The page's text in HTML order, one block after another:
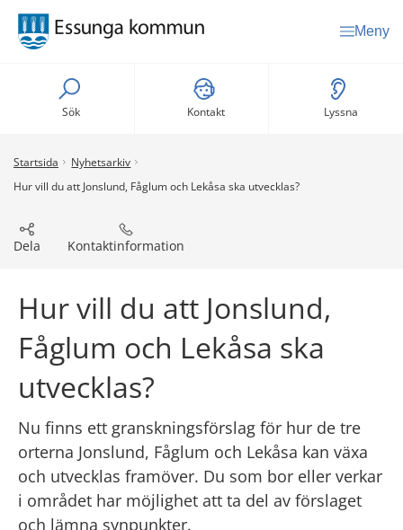
Meny
Sök Kontakt Lyssna
Startsida
Nyhetsarkiv
Hur vill du att Jonslund, Fåglum och Lekåsa ska utvecklas?
Dela Kontaktinformation
Hur vill du att Jonslund,
Fåglum och Lekåsa ska
utvecklas?
Nu finns ett granskningsförslag för hur de tre
orterna Jonslund, Fåglum och Lekåsa kan växa
och utvecklas framöver. Du som bor eller verkar
i området har möjlighet att ta del av förslaget
och lämna synpunkter.